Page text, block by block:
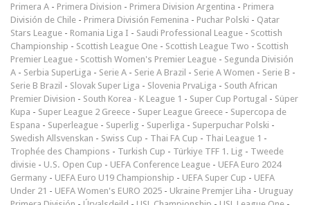
Primera A - Primera Division - Primera Division Argentina - Primera
División de Chile - Primera División Femenina - Puchar Polski - Qatar
Stars League - Romania Liga I - Saudi Professional League - Scottish
Championship - Scottish League One - Scottish League Two - Scottish
Premier League - Scottish Women's Premier League - Segunda División
A - Serbia SuperLiga - Serie A - Serie A Brazil - Serie A Women - Serie B -
Serie B Brazil - Slovak Super Liga - Slovenia PrvaLiga - South African
Premier Division - South Korea - K League 1 - Super Cup Portugal - Süper
Kupa - Super League 2 Greece - Super League Greece - Supercopa de
Espana - Superleague - Superlig - Superliga - Superpuchar Polski -
Swedish Allsvenskan - Swiss Cup - Thai FA Cup - Thai League 1 -
Trophée des Champions - Turkish Cup - Türkiye TFF 1. Lig - Tweede
divisie - U.S. Open Cup - UEFA Conference League - UEFA Euro 2024
Germany - UEFA Euro U19 Championship - UEFA Super Cup - UEFA
Under 21 - UEFA Women's EURO 2025 - Ukraine Premjer Liha - Uruguay